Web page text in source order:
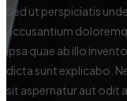
Sed ut perspiciatis
accusantium
ipsa quae ab illo
dicta sunt explicabo.
sit aspernatur aut odit